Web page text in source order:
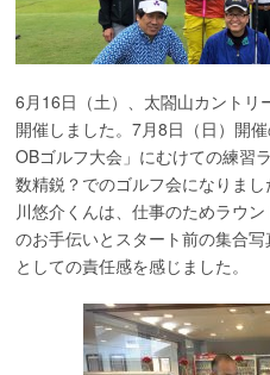
6月16日（土）、太閤山カントリ
開催しました。7月8日（日）開
OBゴルフ大会」にむけての練習
数精鋭？でのゴルフ会になりま
川悠介くんは、仕事のためラウ
のお手伝いとスタート前の集合
としての責任感を感じました。